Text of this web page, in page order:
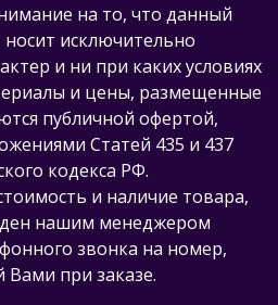
на то, что данный
носит исключительно
и ни при каких условиях
и цены, размещенные
публичной офертой,
Статей 435 и 437
кодекса РФ.
и наличие товара,
нашим менеджером
звонка на номер,
Вами при заказе.